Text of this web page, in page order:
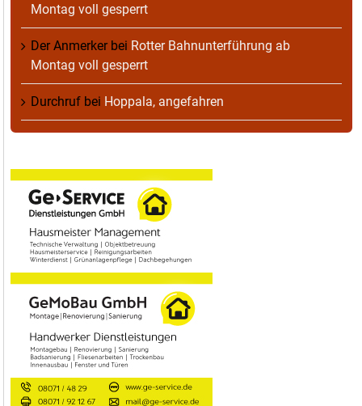
Montag voll gesperrt
Der Anmerkerbei Rotter Bahnunterführung ab
Montag voll gesperrt
Durchruf bei Hoppala, angefahren